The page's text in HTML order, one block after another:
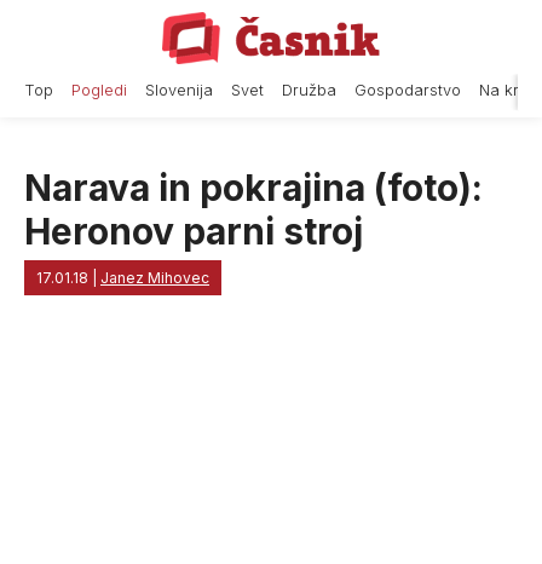
Top Pogledi Slovenija Svet Družba Gospodarstvo Na
Narava in pokrajina (foto):
Heronov parni stroj
17.01.18 Janez Mihovec